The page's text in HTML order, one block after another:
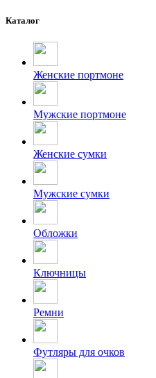
Каталог
Женские портмоне
Мужские портмоне
Женские сумки
Мужские сумки
Обложки
Ключницы
Ремни
Футляры для очков